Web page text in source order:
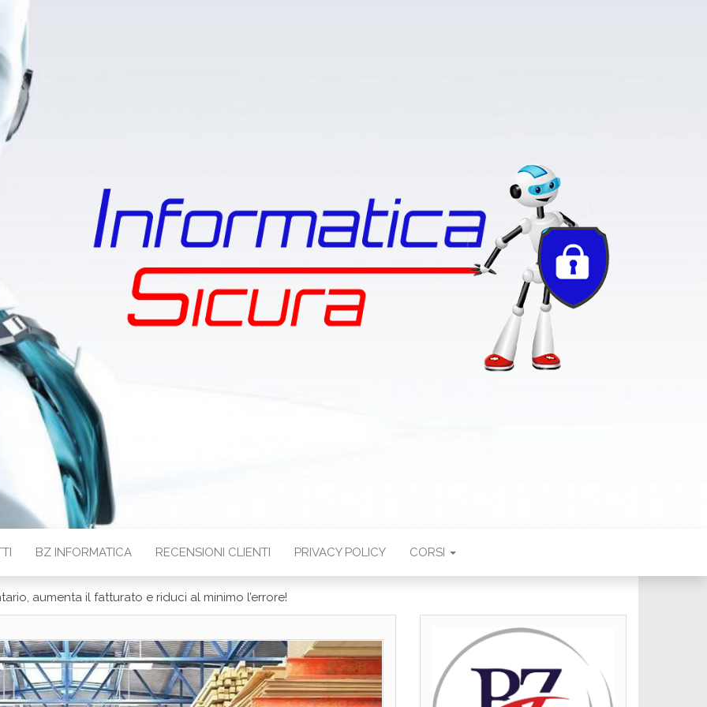
SICURA
Rete è dalla nostra parte
BZ INFORMATICA RECENSIONI CLIENTI PRIVACY POLICY CORSI
aumenta il fatturato e riduci al minimo l’errore!